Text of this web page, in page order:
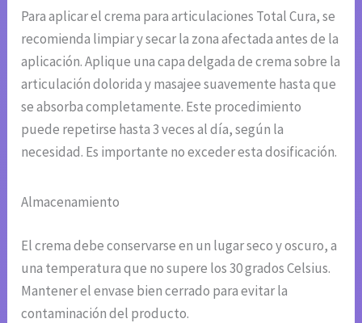
Para aplicar el crema para articulaciones Total Cura, se
recomienda limpiar y secar la zona afectada antes de la
aplicación. Aplique una capa delgada de crema sobre la
articulación dolorida y masajee suavemente hasta que
se absorba completamente. Este procedimiento
puede repetirse hasta 3 veces al día, según la
necesidad. Es importante no exceder esta dosificación.
Almacenamiento
El crema debe conservarse en un lugar seco y oscuro, a
una temperatura que no supere los 30 grados Celsius.
Mantener el envase bien cerrado para evitar la
contaminación del producto.